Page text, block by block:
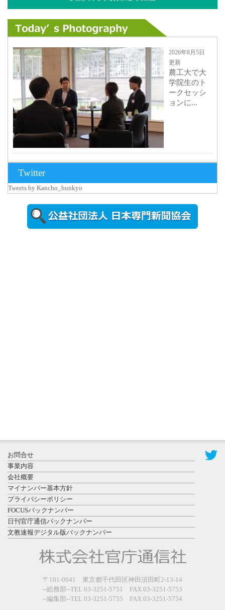
2026年8月5日
更新
農工大で大
学院生のト
ークセッシ
ョンに...
ォトスポッ
ト （8...
県警等と大
規模災害時
連携協定を
締結し...
2026年7月27
日更新
政経学部の
来春開設決
定を祝...
Twitter
Tweets by Kancho_bunkyo
お問合せ
事業内容
会社概要
マイナンバー基本方針
プライバシーポリシー
FOCUSバックナンバー
日刊官庁通信バックナンバー
文教速報デジタル版バックナンバー
〒101-0041 東京都千代田区神田須田町2-13-14
--総務部--TEL 03-3251-5751 FAX 03-3251-5753
--編集部--TEL 03-3251-5755 FAX 03-3251-5754